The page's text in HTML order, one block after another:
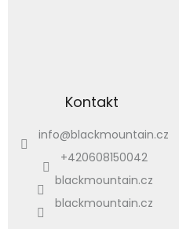
Kontakt
info@blackmountain.cz
+420608150042
blackmountain.cz
blackmountain.cz